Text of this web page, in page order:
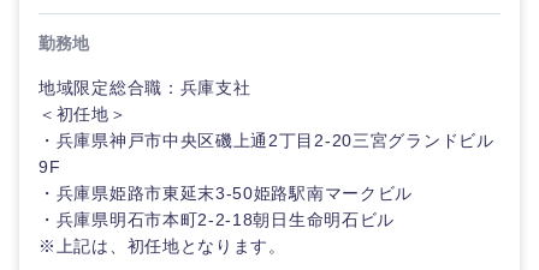
勤務地
地域限定総合職：兵庫支社
＜初任地＞
・兵庫県神戸市中央区磯上通2丁目2-20三宮グランドビル
9F
・兵庫県姫路市東延末3-50姫路駅南マークビル
・兵庫県明石市本町2-2-18朝日生命明石ビル
※上記は、初任地となります。